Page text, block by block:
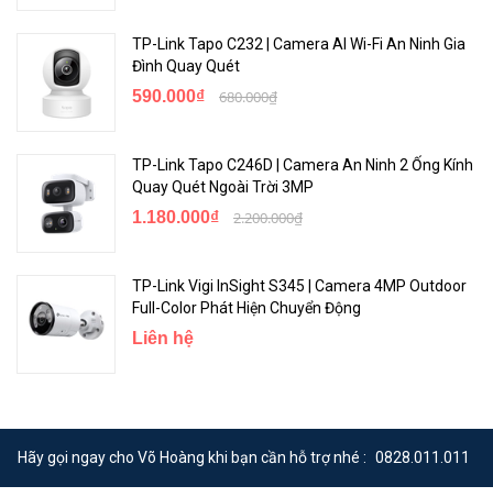
TP-Link Tapo C232 | Camera AI Wi-Fi An Ninh Gia
Đình Quay Quét
590.000₫ 680.000₫
TP-Link Tapo C246D | Camera An Ninh 2 Ống Kính
Quay Quét Ngoài Trời 3MP
1.180.000₫ 2.200.000₫
TP-Link Vigi InSight S345 | Camera 4MP Outdoor
Full-Color Phát Hiện Chuyển Động
Liên hệ
Hãy gọi ngay cho Võ Hoàng khi bạn cần hỗ trợ nhé : 0828.011.011